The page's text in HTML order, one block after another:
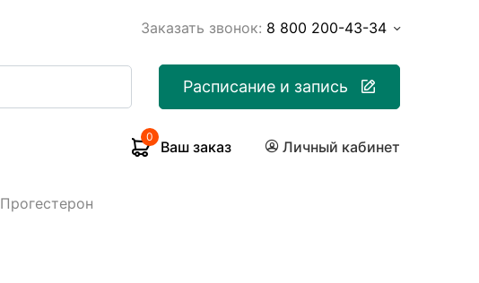
Заказать звонок: 8 800 200-43-34
Расписание и запись
0
Ваш заказ Личный кабинет
Прогестерон